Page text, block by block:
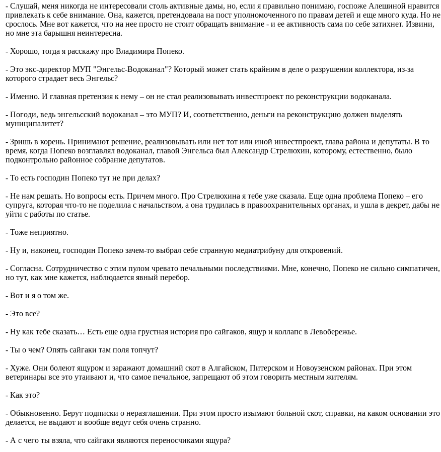
- Слушай, меня никогда не интересовали столь активные дамы, но, если я правильно понимаю, госпоже Алешиной нравится
привлекать к себе внимание. Она, кажется, претендовала на пост уполномоченного по правам детей и еще много куда. Но не
срослось. Мне вот кажется, что на нее просто не стоит обращать внимание - и ее активность сама по себе затихнет. Извини,
но мне эта барышня неинтересна.
- Хорошо, тогда я расскажу про Владимира Попеко.
- Это экс-директор МУП "Энгельс-Водоканал"? Который может стать крайним в деле о разрушении коллектора, из-за
которого страдает весь Энгельс?
- Именно. И главная претензия к нему – он не стал реализовывать инвестпроект по реконструкции водоканала.
- Погоди, ведь энгельсский водоканал – это МУП? И, соответственно, деньги на реконструкцию должен выделять
муниципалитет?
- Зришь в корень. Принимают решение, реализовывать или нет тот или иной инвестпроект, глава района и депутаты. В то
время, когда Попеко возглавлял водоканал, главой Энгельса был Александр Стрелюхин, которому, естественно, было
подконтрольно районное собрание депутатов.
- То есть господин Попеко тут не при делах?
- Не нам решать. Но вопросы есть. Причем много. Про Стрелюхина я тебе уже сказала. Еще одна проблема Попеко – его
супруга, которая что-то не поделила с начальством, а она трудилась в правоохранительных органах, и ушла в декрет, дабы не
уйти с работы по статье.
- Тоже неприятно.
- Ну и, наконец, господин Попеко зачем-то выбрал себе странную медиатрибуну для откровений.
- Согласна. Сотрудничество с этим пулом чревато печальными последствиями. Мне, конечно, Попеко не сильно симпатичен,
но тут, как мне кажется, наблюдается явный перебор.
- Вот и я о том же.
- Это все?
- Ну как тебе сказать… Есть еще одна грустная история про сайгаков, ящур и коллапс в Левобережье.
- Ты о чем? Опять сайгаки там поля топчут?
- Хуже. Они болеют ящуром и заражают домашний скот в Алгайском, Питерском и Новоузенском районах. При этом
ветеринары все это утаивают и, что самое печальное, запрещают об этом говорить местным жителям.
- Как это?
- Обыкновенно. Берут подписки о неразглашении. При этом просто изымают больной скот, справки, на каком основании это
делается, не выдают и вообще ведут себя очень странно.
- А с чего ты взяла, что сайгаки являются переносчиками ящура?